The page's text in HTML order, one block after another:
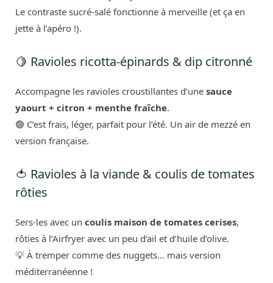
Le contraste sucré-salé fonctionne à merveille (et ça en
jette à l’apéro !).
🍋 Ravioles ricotta-épinards & dip citronné
Accompagne les ravioles croustillantes d’une sauce
yaourt + citron + menthe fraîche.
🟢 C’est frais, léger, parfait pour l’été. Un air de mezzé en
version française.
🍅 Ravioles à la viande & coulis de tomates
rôties
Sers-les avec un coulis maison de tomates cerises,
rôties à l’Airfryer avec un peu d’ail et d’huile d’olive.
💡 À tremper comme des nuggets… mais version
méditerranéenne !